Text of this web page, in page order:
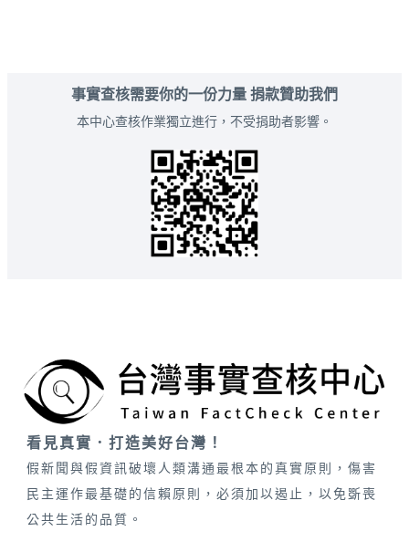
事實查核需要你的一份力量 捐款贊助我們
本中心查核作業獨立進行，不受捐助者影響。
看見真實．打造美好台灣！
假新聞與假資訊破壞人類溝通最根本的真實原則，傷害
民主運作最基礎的信賴原則，必須加以遏止，以免斲喪
公共生活的品質。